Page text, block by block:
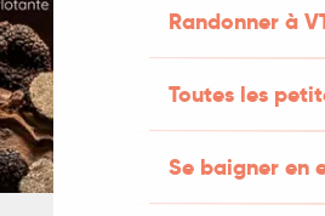
Randonner à
Toutes les
Se baigner en